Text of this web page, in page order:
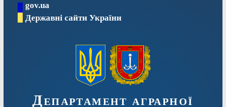
Перейтиgov.ua
Державні сайти України
Департамент аграрної